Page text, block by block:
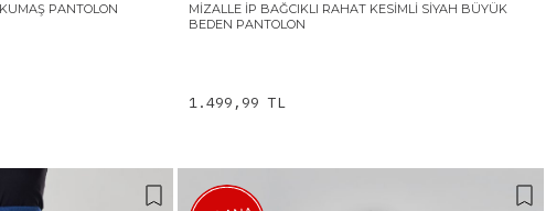
PANTOLON
MIZALLE İP BAĞCIKLI RAHAT KESIMLI SIYAH BÜYÜK
BEDEN PANTOLON
1.499,99 TL